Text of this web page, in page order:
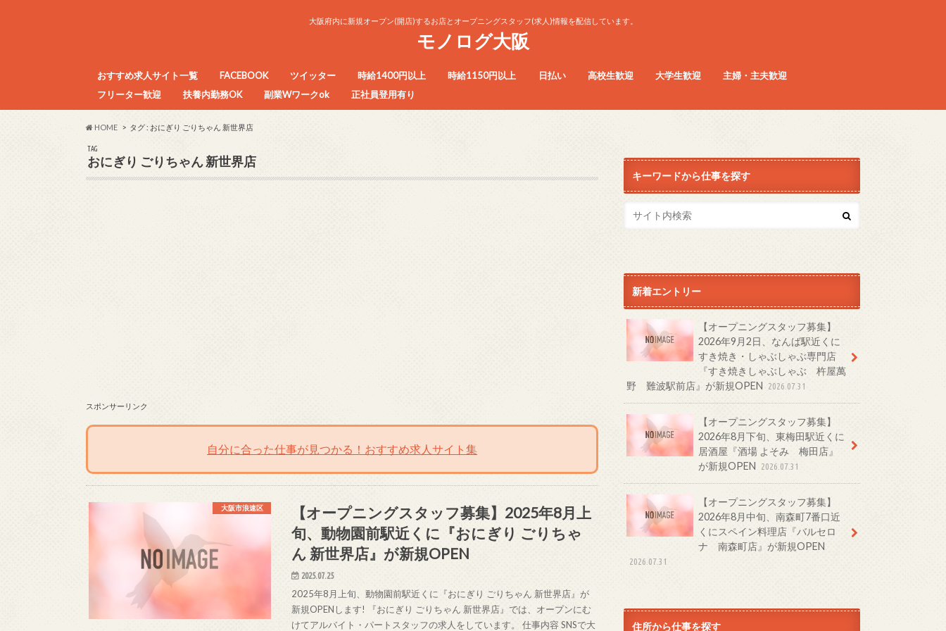
大阪府内に新規オープン(開店)するお店とオープニングスタッフ(求人)情報を配信しています。
モノログ大阪
おすすめ求人サイト一覧
目的別アルバイト求人サイトまとめ
FACEBOOK ツイッター 時給1400円以上 時給1150円以上 日払い 高校生歓迎 大学生歓迎
主婦・主夫歓迎
フリーター歓迎
扶養内勤務OK 副業Wワークok 正社員登用有り
HOME タグ : おにぎり ごりちゃん 新世界店
TAG
おにぎり ごりちゃん 新世界店
スポンサーリンク
自分に合った仕事が見つかる！おすすめ求人サイト集
大阪市浪速区
【オープニングスタッフ募集】2025年8月上
旬、動物園前駅近くに『おにぎり ごりちゃ
ん 新世界店』が新規OPEN
2025.07.25
2025年8月上旬、動物園前駅近くに『おにぎり ごりちゃん 新世界店』が
新規OPENします! 『おにぎり ごりちゃん 新世界店』では、オープンにむ
けてアルバイト・パートスタッフの求人をしています。 仕事内容 SNSで大
キーワードから仕事を探す
新着エントリー
【オープニングスタッフ募集】
2026年9月2日、なんば駅近くに
すき焼き・しゃぶしゃぶ専門店
『すき焼きしゃぶしゃぶ 杵屋萬
野 難波駅前店』が新規OPEN
2026.07.31
【オープニングスタッフ募集】
2026年8月下旬、東梅田駅近くに
居酒屋『酒場 よそみ 梅田店』
が新規OPEN
2026.07.31
【オープニングスタッフ募集】
2026年8月中旬、南森町7番口近
くにスペイン料理店『バルセロ
ナ 南森町店』が新規OPEN
2026.07.31
住所から仕事を探す